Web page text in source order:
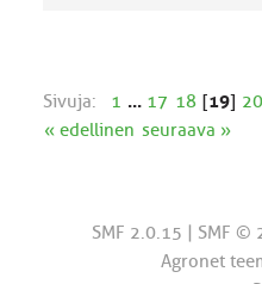
Sivuja: 1 ... 17 18 [19] 20
« edellinen seuraava »
SMF 2.0.15 | SMF ©
Agronet